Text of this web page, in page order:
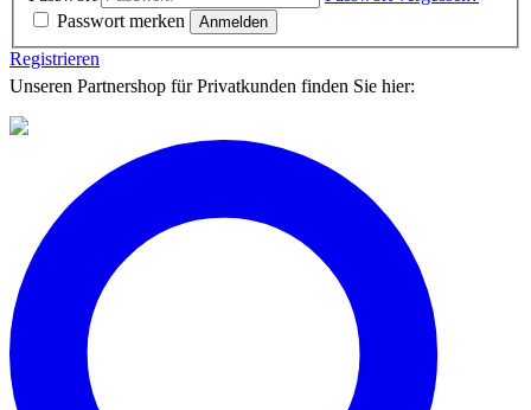
Passwort merken
Anmelden
Registrieren
Unseren Partnershop für Privatkunden finden Sie hier: